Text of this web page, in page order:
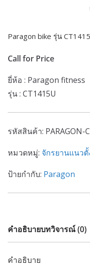
Paragon bike รุ่น
Call for Price
ยี่ห้อ : Paragon fitness
รุ่น : CT1415U
รหัสสินค้า: PARAGON-
หมวดหมู่: จักรยานแนวตั้
ป้ายกำกับ: Paragon
คำอธิบายบทวิจารณ์ (0)
คำอธิบาย